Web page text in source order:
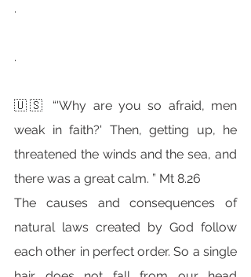
.
.
🇺🇸 “'Why are you so afraid, men
weak in faith?' Then, getting up, he
threatened the winds and the sea, and
there was a great calm. ” Mt 8.26
The causes and consequences of
natural laws created by God follow
each other in perfect order. So a single